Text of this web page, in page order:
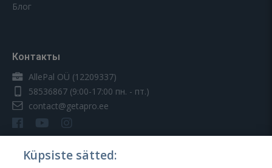
Блог
Контакты
AllePal OÜ (12209337)
58536867 (9:00-17:00 пн. - пт.)
contact@getapro.ee
Küpsiste sätted: